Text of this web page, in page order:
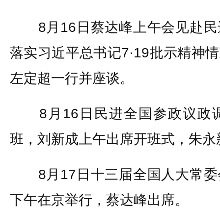
8月16日蔡达峰上午会见赴民
落实习近平总书记7·19批示精神
左定超一行并座谈。
8月16日民进全国参政议政
班，刘新成上午出席开班式，朱
8月17日十三届全国人大常委
下午在京举行，蔡达峰出席。